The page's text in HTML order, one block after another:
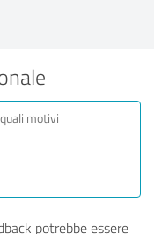
potrebbe essere